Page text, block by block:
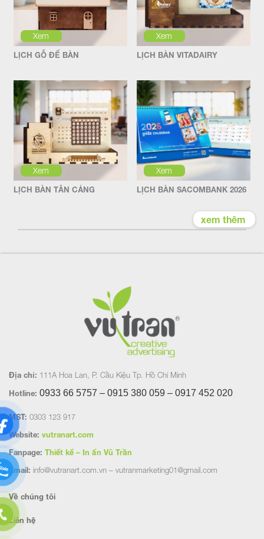
Xem
LỊCH GỖ ĐỂ BÀN
Xem
LỊCH BÀN VITADAIRY
Xem
LỊCH BÀN TÂN CẢNG
Xem
LỊCH BÀN SACOMBANK 2026
xem thêm
Địa chỉ: 111A Hoa Lan, P. Cầu Kiệu Tp. Hồ Chí Minh
Hotline: 0933 66 5757 – 0915 380 059 – 0917 452 020
MST: 0303 123 917
Website: vutranart.com
Fanpage: Thiết kế – In ấn Vũ Trần
Email: info@vutranart.com.vn – vutranmarketing01@gmail.com
Về chúng tôi
Liên hệ